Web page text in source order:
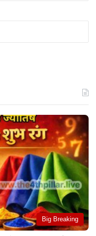
Big Breaking